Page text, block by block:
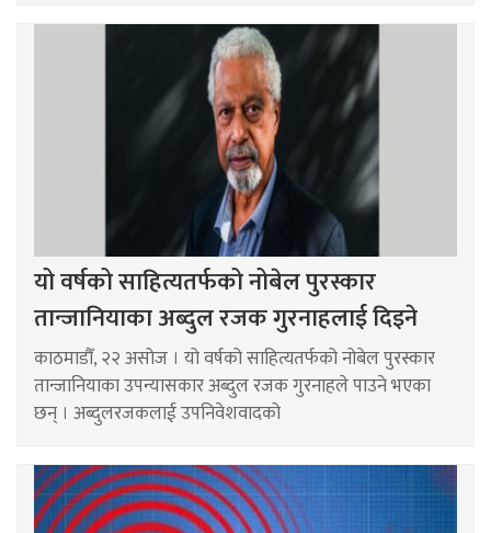
यो वर्षको साहित्यतर्फको नोबेल पुरस्कार
तान्जानियाका अब्दुल रजक गुरनाहलाई दिइने
काठमाडौँ, २२ असोज । यो वर्षको साहित्यतर्फको नोबेल पुरस्कार
तान्जानियाका उपन्यासकार अब्दुल रजक गुरनाहले पाउने भएका
छन् । अब्दुलरजकलाई उपनिवेशवादको